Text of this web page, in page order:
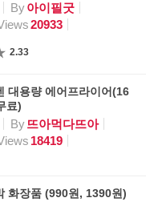
By아이필굿
20933
2.33
대용량 에어프라이어(16
료)
By뜨아먹다뜨아
18419
화장품 (990원, 1390원)